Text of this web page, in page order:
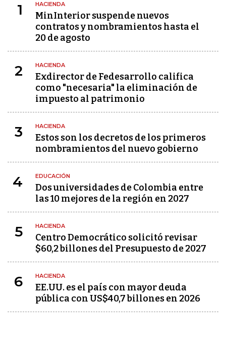
1 HACIENDA
MinInterior suspende nuevos
contratos y nombramientos hasta el
20 de agosto
2 HACIENDA
Exdirector de Fedesarrollo califica
como "necesaria" la eliminación de
impuesto al patrimonio
3 HACIENDA
Estos son los decretos de los primeros
nombramientos del nuevo gobierno
4 EDUCACIÓN
Dos universidades de Colombia entre
las 10 mejores de la región en 2027
5 HACIENDA
Centro Democrático solicitó revisar
$60,2 billones del Presupuesto de 2027
6 HACIENDA
EE.UU. es el país con mayor deuda
pública con US$40,7 billones en 2026